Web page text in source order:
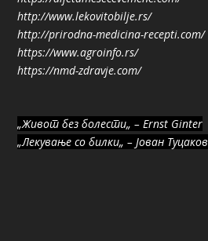
http://www.lekovitobilje.rs/
http://prirodna-medicina-recepti.com/
https://www.agroinfo.rs/
https://nmd-zdravje.com/
„Живот без болести„ – Ernst Ginter
„Лекување со билки„ – Јован Туцаков